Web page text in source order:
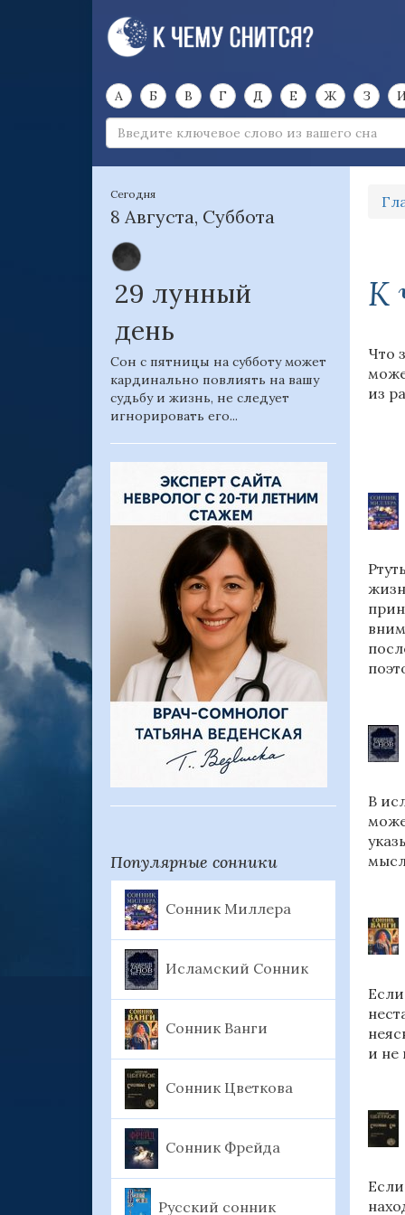
А Б В Г Д Е Ж З
Сегодня
8 Августа, Суббота
29 лунный
день
Сон с пятницы на субботу может
кардинально повлиять на вашу
судьбу и жизнь, не следует
игнорировать его...
Популярные сонники
Сонник Миллера
Исламский Сонник
Сонник Ванги
Сонник Цветкова
Сонник Фрейда
Русский сонник
К
Что
из
В
и не